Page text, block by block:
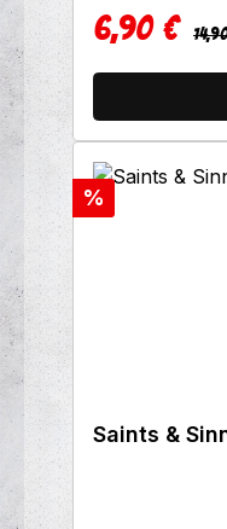
6,90 €
Rabatt
%
Saints &